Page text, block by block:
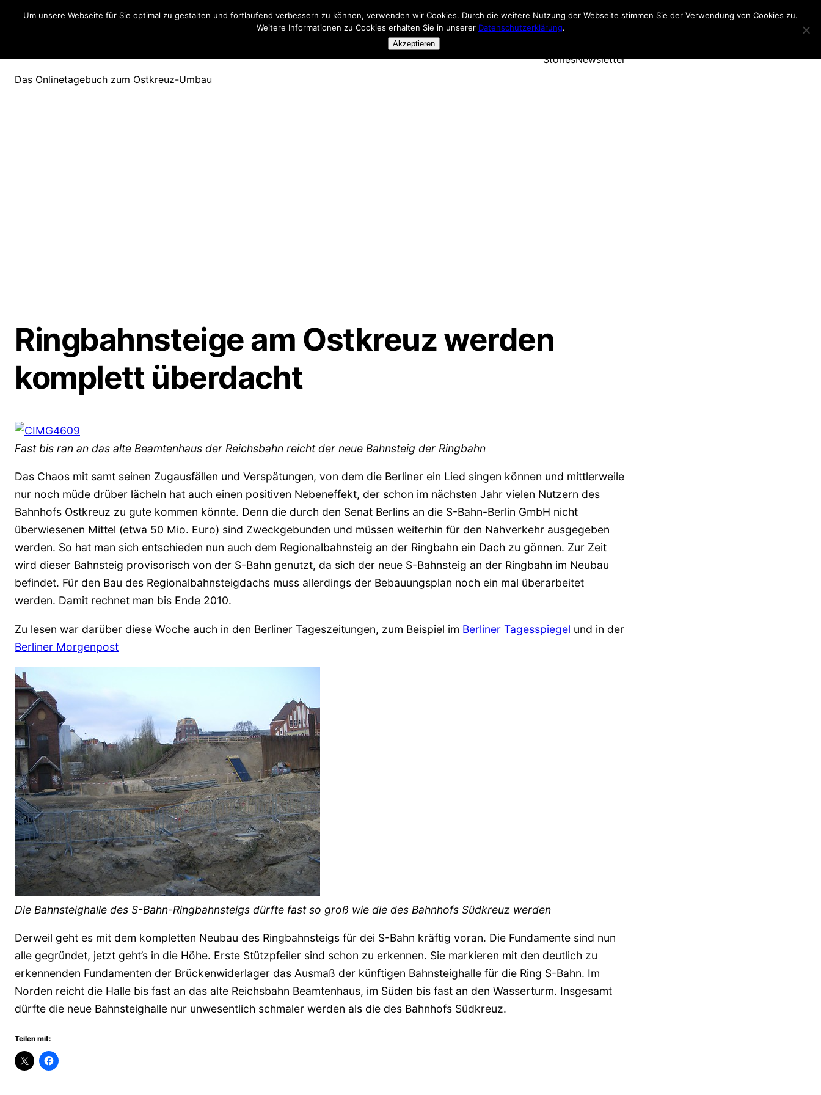
Das Onlinetagebuch zum Ostkreuz-Umbau
StoriesNewsletter
Ringbahnsteige am Ostkreuz werden
komplett überdacht
Fast bis ran an das alte Beamtenhaus der Reichsbahn reicht der neue Bahnsteig der Ringbahn
Das Chaos mit samt seinen Zugausfällen und Verspätungen, von dem die Berliner ein Lied singen können und mittlerweile
nur noch müde drüber lächeln hat auch einen positiven Nebeneffekt, der schon im nächsten Jahr vielen Nutzern des
Bahnhofs Ostkreuz zu gute kommen könnte. Denn die durch den Senat Berlins an die S-Bahn-Berlin GmbH nicht
überwiesenen Mittel (etwa 50 Mio. Euro) sind Zweckgebunden und müssen weiterhin für den Nahverkehr ausgegeben
werden. So hat man sich entschieden nun auch dem Regionalbahnsteig an der Ringbahn ein Dach zu gönnen. Zur Zeit
wird dieser Bahnsteig provisorisch von der S-Bahn genutzt, da sich der neue S-Bahnsteig an der Ringbahn im Neubau
befindet. Für den Bau des Regionalbahnsteigdachs muss allerdings der Bebauungsplan noch ein mal überarbeitet
werden. Damit rechnet man bis Ende 2010.
Zu lesen war darüber diese Woche auch in den Berliner Tageszeitungen, zum Beispiel im Berliner Tagesspiegel und in der
Berliner Morgenpost
Die Bahnsteighalle des S-Bahn-Ringbahnsteigs dürfte fast so groß wie die des Bahnhofs Südkreuz werden
Derweil geht es mit dem kompletten Neubau des Ringbahnsteigs für dei S-Bahn kräftig voran. Die Fundamente sind nun
alle gegründet, jetzt geht’s in die Höhe. Erste Stützpfeiler sind schon zu erkennen. Sie markieren mit den deutlich zu
erkennenden Fundamenten der Brückenwiderlager das Ausmaß der künftigen Bahnsteighalle für die Ring S-Bahn. Im
Norden reicht die Halle bis fast an das alte Reichsbahn Beamtenhaus, im Süden bis fast an den Wasserturm. Insgesamt
dürfte die neue Bahnsteighalle nur unwesentlich schmaler werden als die des Bahnhofs Südkreuz.
Teilen mit:
Um unsere Webseite für Sie optimal zu gestalten und fortlaufend verbessern zu können, verwenden wir Cookies. Durch die weitere Nutzung der Webseite stimmen Sie der Verwendung von Cookies zu.
Weitere Informationen zu Cookies erhalten Sie in unserer Datenschutzerklärung.
Akzeptieren